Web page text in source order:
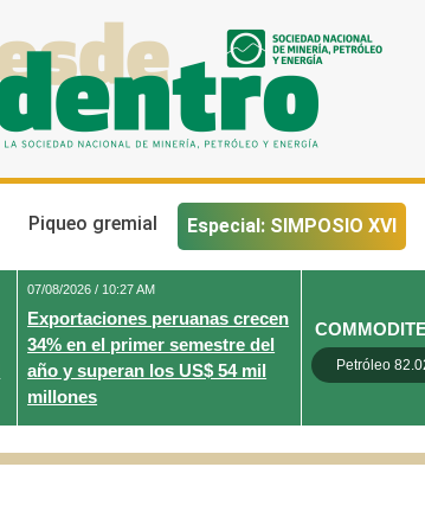
Piqueo gremial Especial: SIMPOSIO XVI
07/08/2026 / 10:27 AM
Exportaciones peruanas crecen
34% en el primer semestre del
año y superan los US$ 54 mil
millones
Petróleo